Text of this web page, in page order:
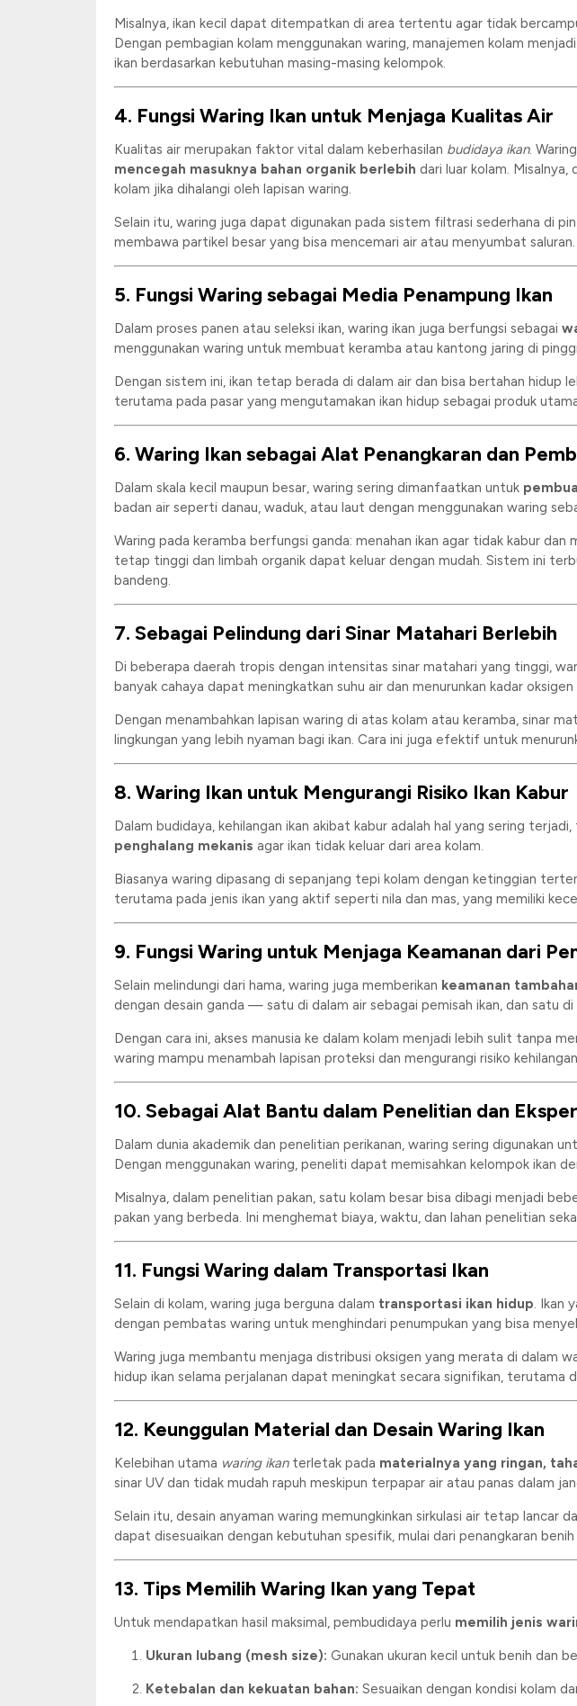
Misalnya, ikan kecil dapat ditempatkan di area tertentu agar tidak
Dengan pembagian kolam menggunakan waring, manajemen kolam
ikan berdasarkan kebutuhan masing-masing kelompok.
4. Fungsi Waring Ikan untuk Menjaga Kualitas Air
Kualitas air merupakan faktor vital dalam keberhasilan budidaya ikan.
mencegah masuknya bahan organik berlebih dari luar kolam.
kolam jika dihalangi oleh lapisan waring.
Selain itu, waring juga dapat digunakan pada sistem filtrasi sederhana di
membawa partikel besar yang bisa mencemari air atau menyumbat saluran.
5. Fungsi Waring sebagai Media Penampung Ikan
Dalam proses panen atau seleksi ikan, waring ikan juga berfungsi sebagai
menggunakan waring untuk membuat keramba atau kantong jaring di
Dengan sistem ini, ikan tetap berada di dalam air dan bisa bertahan hidup
terutama pada pasar yang mengutamakan ikan hidup sebagai produk
6. Waring Ikan sebagai Alat Penangkaran dan
Dalam skala kecil maupun besar, waring sering dimanfaatkan untuk
badan air seperti danau, waduk, atau laut dengan menggunakan waring
Waring pada keramba berfungsi ganda: menahan ikan agar tidak kabur
tetap tinggi dan limbah organik dapat keluar dengan mudah. Sistem ini
bandeng.
7. Sebagai Pelindung dari Sinar Matahari Berlebih
Di beberapa daerah tropis dengan intensitas sinar matahari yang tinggi,
banyak cahaya dapat meningkatkan suhu air dan menurunkan kadar
Dengan menambahkan lapisan waring di atas kolam atau keramba, sinar
lingkungan yang lebih nyaman bagi ikan. Cara ini juga efektif untuk
8. Waring Ikan untuk Mengurangi Risiko Ikan Kabur
Dalam budidaya, kehilangan ikan akibat kabur adalah hal yang sering
penghalang mekanis agar ikan tidak keluar dari area kolam.
Biasanya waring dipasang di sepanjang tepi kolam dengan ketinggian
terutama pada jenis ikan yang aktif seperti nila dan mas, yang memiliki
9. Fungsi Waring untuk Menjaga Keamanan dari
Selain melindungi dari hama, waring juga memberikan keamanan
dengan desain ganda — satu di dalam air sebagai pemisah ikan, dan satu
Dengan cara ini, akses manusia ke dalam kolam menjadi lebih sulit tanpa
waring mampu menambah lapisan proteksi dan mengurangi risiko
10. Sebagai Alat Bantu dalam Penelitian dan
Dalam dunia akademik dan penelitian perikanan, waring sering digunakan
Dengan menggunakan waring, peneliti dapat memisahkan kelompok ikan
Misalnya, dalam penelitian pakan, satu kolam besar bisa dibagi menjadi
pakan yang berbeda. Ini menghemat biaya, waktu, dan lahan penelitian
11. Fungsi Waring dalam Transportasi Ikan
Selain di kolam, waring juga berguna dalam transportasi ikan hidup. Ikan
dengan pembatas waring untuk menghindari penumpukan yang bisa
Waring juga membantu menjaga distribusi oksigen yang merata di dalam
hidup ikan selama perjalanan dapat meningkat secara signifikan, terutama
12. Keunggulan Material dan Desain Waring Ikan
Kelebihan utama waring ikanterletak pada materialnya yang ringan,
sinar UV dan tidak mudah rapuh meskipun terpapar air atau panas dalam
Selain itu, desain anyaman waring memungkinkan sirkulasi air tetap lancar
dapat disesuaikan dengan kebutuhan spesifik, mulai dari penangkaran
13. Tips Memilih Waring Ikan yang Tepat
Untuk mendapatkan hasil maksimal, pembudidaya perlu memilih jenis
Ukuran lubang (mesh size): Gunakan ukuran kecil untuk benih dan
Ketebalan dan kekuatan bahan: Sesuaikan dengan kondisi kolam